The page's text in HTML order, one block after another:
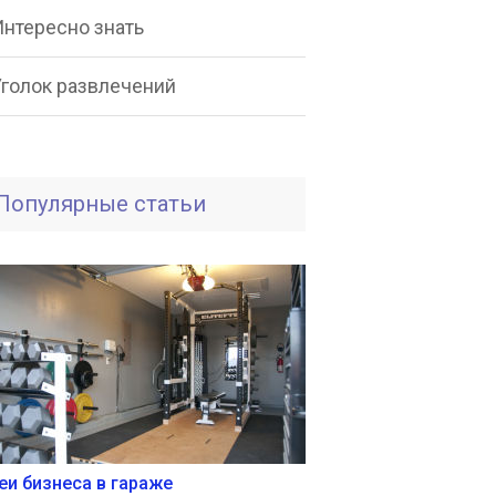
знать
развлечений
статьи
бизнеса в гараже